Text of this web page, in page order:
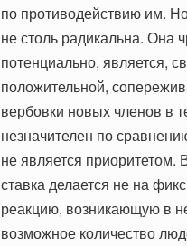
по противодействию им.
не столь радикальна. Она
потенциально, является,
положительной,
вербовки новых членов в
незначителен по
не является
ставка делается не на
реакцию, возникающую в
возможное количество